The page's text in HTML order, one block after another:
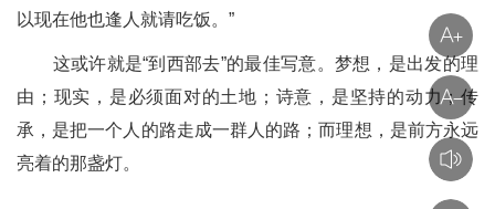
以现在他也逢人就请吃饭。”
这或许就是“到西部去”的最佳写意。梦想，是出发的理
由；现实，是必须面对的土地；诗意，是坚持的动力；传
承，是把一个人的路走成一群人的路；而理想，是前方永远
亮着的那盏灯。